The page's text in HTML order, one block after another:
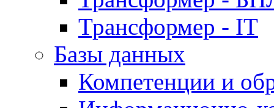
Трансформер - IT
Базы данных
Компетенции и